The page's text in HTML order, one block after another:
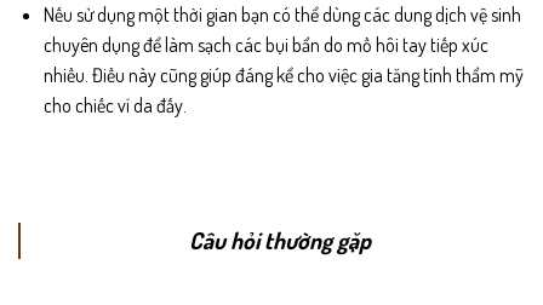
Nếu sử dụng một thời gian bạn có thể dùng các dung dịch vệ sinh
chuyên dụng để làm sạch các bụi bẩn do mồ hôi tay tiếp xúc
nhiều. Điều này cũng giúp đáng kể cho việc gia tăng tính thẩm mỹ
cho chiếc ví da đấy.
Câu hỏi thường gặp